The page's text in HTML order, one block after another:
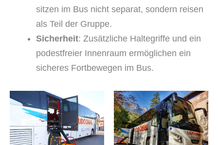
sitzen im Bus nicht separat, sondern reisen
als Teil der Gruppe.
Sicherheit: Zusätzliche Haltegriffe und ein
podestfreier Innenraum ermöglichen ein
sicheres Fortbewegen im Bus.